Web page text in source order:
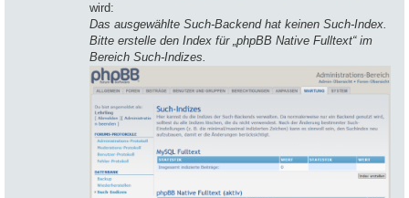
wird:
Das ausgewählte Such-Backend hat keinen Such-Index.
Bitte erstelle den Index für „phpBB Native Fulltext“ im
Bereich Such-Indizes.